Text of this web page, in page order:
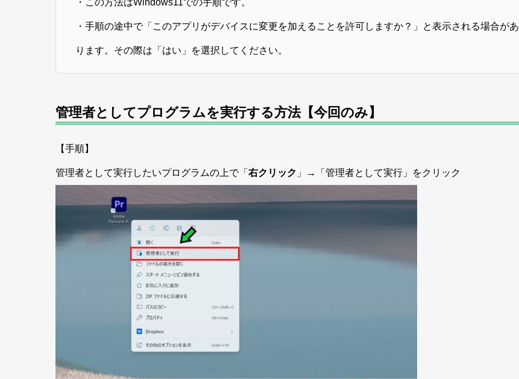
・手順の途中で「このアプリがデバイスに変更を加えることを許可しますか？」と表示される場合があ
ります。その際は「はい」を選択してください。
管理者としてプログラムを実行する方法【今回のみ】
【手順】
管理者として実行したいプログラムの上で「 右クリック 」→「管理者として実行」をクリック